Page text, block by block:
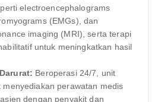
electroencephalograms
(EMGs), dan
imaging (MRI), serta terapi
untuk meningkatkan hasil
Beroperasi 24/7, unit
menyediakan perawatan medis
dengan penyakit dan